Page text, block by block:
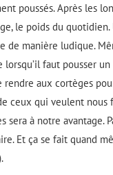
poussés. Après les
le poids du
de manière ludique.
lorsqu’il faut pousser
rendre aux cortèges
ceux qui veulent nous
à notre avantage.
Et ça se fait quand